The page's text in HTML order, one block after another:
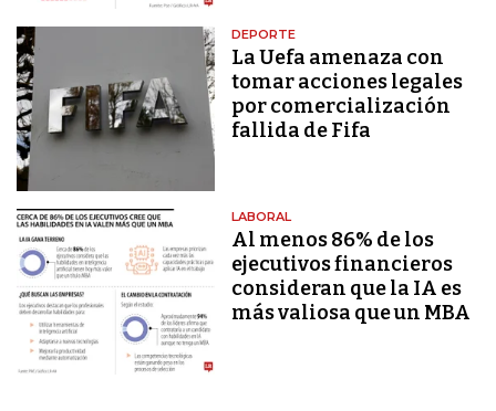
DEPORTE
La Uefa amenaza con
tomar acciones legales
por comercialización
fallida de Fifa
LABORAL
Al menos 86% de los
ejecutivos financieros
consideran que la IA es
más valiosa que un MBA